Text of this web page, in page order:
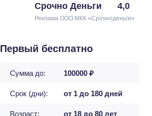
Срочно Деньги 4,0
Реклама ООО МКК «Срочноденьги»
Первый бесплатно
Сумма до: 100000 ₽
Срок (дни): от 1 до 180 дней
Возраст: от 18 до 80 лет